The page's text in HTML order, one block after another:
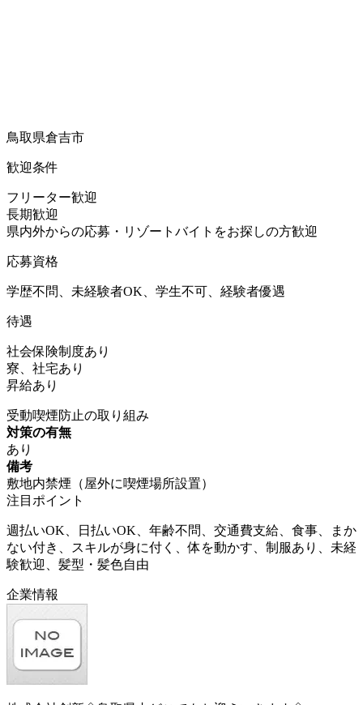
鳥取県倉吉市
歓迎条件
フリーター歓迎
長期歓迎
県内外からの応募・リゾートバイトをお探しの方歓迎
応募資格
学歴不問、未経験者OK、学生不可、経験者優遇
待遇
社会保険制度あり
寮、社宅あり
昇給あり
受動喫煙防止の取り組み
対策の有無
あり
備考
敷地内禁煙（屋外に喫煙場所設置）
注目ポイント
週払いOK、日払いOK、年齢不問、交通費支給、食事、まか
ない付き、スキルが身に付く、体を動かす、制服あり、未経
験歓迎、髪型・髪色自由
企業情報